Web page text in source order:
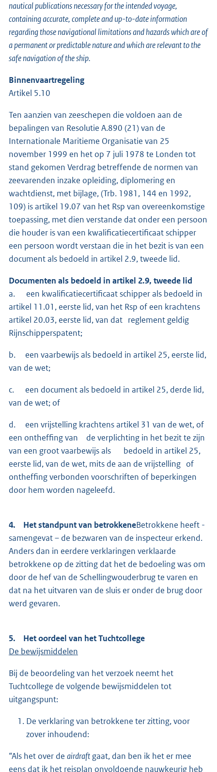
nautical publications necessary for the intended voyage,
containing accurate, complete and up-to-date information
regarding those navigational limitations and hazards which are of
a permanent or predictable nature and which are relevant to the
safe navigation of the ship.
Binnenvaartregeling
Artikel 5.10
Ten aanzien van zeeschepen die voldoen aan de
bepalingen van Resolutie A.890 (21) van de
Internationale Maritieme Organisatie van 25
november 1999 en het op 7 juli 1978 te Londen tot
stand gekomen Verdrag betreffende de normen van
zeevarenden inzake opleiding, diplomering en
wachtdienst, met bijlage, (Trb. 1981, 144 en 1992,
109) is artikel 19.07 van het Rsp van overeenkomstige
toepassing, met dien verstande dat onder een persoon
die houder is van een kwalificatiecertificaat schipper
een persoon wordt verstaan die in het bezit is van een
document als bedoeld in artikel 2.9, tweede lid.
Documenten als bedoeld in artikel 2.9, tweede lid
a. een kwalificatiecertificaat schipper als bedoeld in
artikel 11.01, eerste lid, van het Rsp of een krachtens
artikel 20.03, eerste lid, van dat reglement geldig
Rijnschipperspatent;
b. een vaarbewijs als bedoeld in artikel 25, eerste lid,
van de wet;
c. een document als bedoeld in artikel 25, derde lid,
van de wet; of
d. een vrijstelling krachtens artikel 31 van de wet, of
een ontheffing van de verplichting in het bezit te zijn
van een groot vaarbewijs als bedoeld in artikel 25,
eerste lid, van de wet, mits de aan de vrijstelling of
ontheffing verbonden voorschriften of beperkingen
door hem worden nageleefd.
4. Het standpunt van betrokkeneBetrokkene heeft -
samengevat – de bezwaren van de inspecteur erkend.
Anders dan in eerdere verklaringen verklaarde
betrokkene op de zitting dat het de bedoeling was om
door de hef van de Schellingwouderbrug te varen en
dat na het uitvaren van de sluis er onder de brug door
werd gevaren.
5. Het oordeel van het Tuchtcollege
De bewijsmiddelen
Bij de beoordeling van het verzoek neemt het
Tuchtcollege de volgende bewijsmiddelen tot
uitgangspunt:
De verklaring van betrokkene ter zitting, voor
zover inhoudend:
“Als het over de airdraft gaat, dan ben ik het er mee
eens dat ik het reisplan onvoldoende nauwkeurig heb